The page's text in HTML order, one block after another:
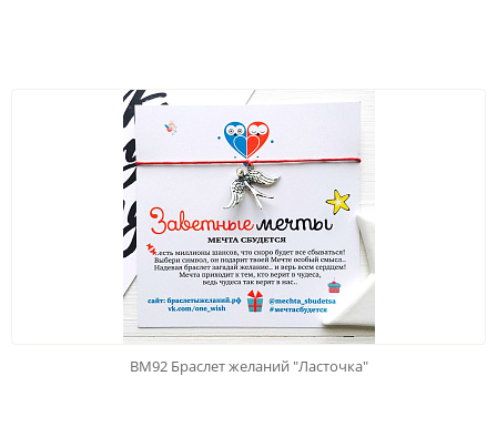
BM92 Браслет желаний "Ласточка"